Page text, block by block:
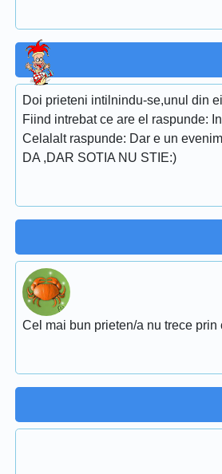
Doi prieteni intilnindu-se,unul din
Fiind intrebat ce are el raspunde:
Celalalt raspunde: Dar e un
DA ,DAR SOTIA NU STIE:)
Cel mai bun prieten/a nu trece